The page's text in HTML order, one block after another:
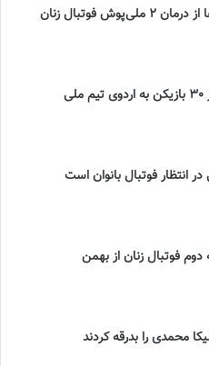
فوتبال زنان
انتظار فوتبال بانوان است
فوتبال زنان از بهمن
محمدی را بدرقه کردند